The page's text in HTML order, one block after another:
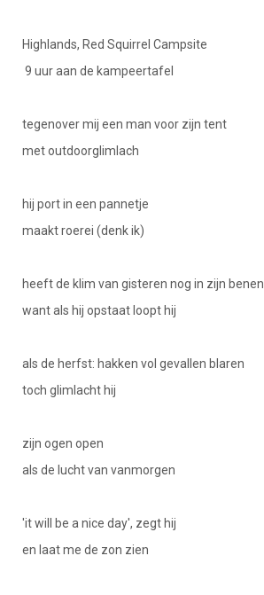
Highlands, Red Squirrel Campsite
9 uur aan de kampeertafel
tegenover mij een man voor zijn tent
met outdoorglimlach
hij port in een pannetje
maakt roerei (denk ik)
heeft de klim van gisteren nog in zijn benen
want als hij opstaat loopt hij
als de herfst: hakken vol gevallen blaren
toch glimlacht hij
zijn ogen open
als de lucht van vanmorgen
'it will be a nice day', zegt hij
en laat me de zon zien